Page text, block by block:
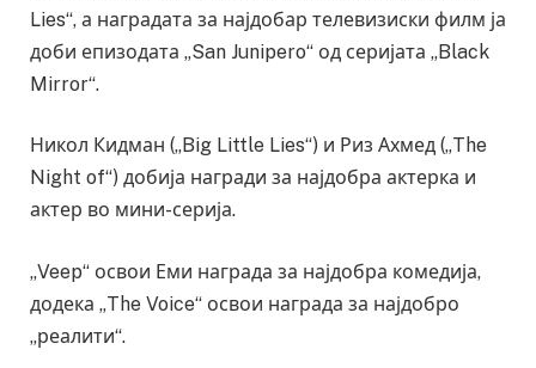
Lies“, а наградата за најдобар телевизиски филм ја
доби епизодата „San Junipero“ од серијата „Black
Mirror“.
Никол Кидман („Big Little Lies“) и Риз Ахмед („The
Night of“) добија награди за најдобра актерка и
актер во мини-серија.
„Veep“ освои Еми награда за најдобра комедија,
додека „The Voice“ освои награда за најдобро
„реалити“.